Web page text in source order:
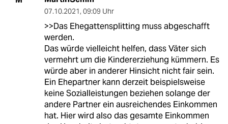
07.10.2021, 09:09 Uhr
>>Das Ehegattensplitting muss abgeschafft
werden.
Das würde vielleicht helfen, dass Väter sich
vermehrt um die Kindererziehung kümmern. Es
würde aber in anderer Hinsicht nicht fair sein.
Ein Ehepartner kann derzeit beispielsweise
keine Sozialleistungen beziehen solange der
andere Partner ein ausreichendes Einkommen
hat. Hier wird also das gesamte Einkommen